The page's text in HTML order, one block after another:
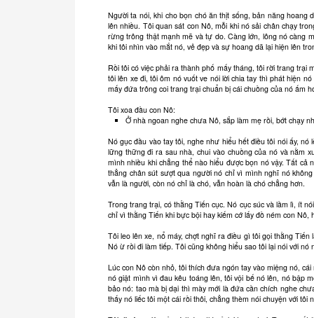
Người ta nói, khi cho bọn chó ăn thịt sống, bản năng
lên nhiều. Tôi quan sát con Nô, mỗi khi nó sải chân chạy
rừng trông thật mạnh mẽ và tự do. Càng lớn, lông nó càng
khi tôi nhìn vào mắt nó, vẻ đẹp và sự hoang dã lại hiện lên
Rồi tôi có việc phải ra thành phố mấy tháng, tôi rời trang
tôi lên xe đi, tôi ôm nó vuốt ve nói lời chia tay thì phát hiện
mấy đứa trông coi trang trại chuẩn bị cái chuồng của nó ấm
Tôi xoa đầu con Nô:
Ở nhà ngoan nghe chưa Nô, sắp làm mẹ rồi, bớt chạy
Nó gục đầu vào tay tôi, nghe như hiểu hết điều tôi nói ấy,
lững thững đi ra sau nhà, chui vào chuồng của nó và nằm
mình nhiều khi chẳng thể nào hiểu được bọn nó vậy. Tất
thẳng chân sút sượt qua người nó chỉ vì mình nghĩ nó
vẫn là người, còn nó chỉ là chó, vẫn hoàn là chó chẳng hơn.
Trong trang trại, có thằng Tiến cục. Nó cục súc và lầm lì, ít
chỉ vì thằng Tiến khi bực bội hay kiếm cớ lấy đồ ném con
Tôi leo lên xe, nổ máy, chợt nghĩ ra điều gì tôi gọi thằng
Nó ừ rồi đi làm tiếp. Tôi cũng không hiểu sao tôi lại nói với
Lúc con Nô còn nhỏ, tôi thích đưa ngón tay vào miệng nó,
nó giật mình vì đau kêu toáng lên, tôi vội bế nó lên, nó bập
bảo nó: tao mà bị dại thì mày mới là đứa cần chích nghe
thấy nó liếc tôi một cái rồi thôi, chẳng thèm nói chuyện với tôi